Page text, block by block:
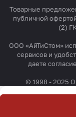
Товарные
публичной
(2)
ООО «АйТиСтом»
сервисов и
даете
© 1998 - 2025